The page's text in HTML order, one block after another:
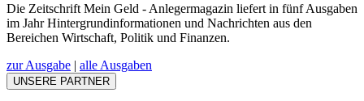
Die Zeitschrift Mein Geld - Anlegermagazin liefert in fünf Ausgaben
im Jahr Hintergrundinformationen und Nachrichten aus den
Bereichen Wirtschaft, Politik und Finanzen.
zur Ausgabe | alle Ausgaben
UNSERE PARTNER